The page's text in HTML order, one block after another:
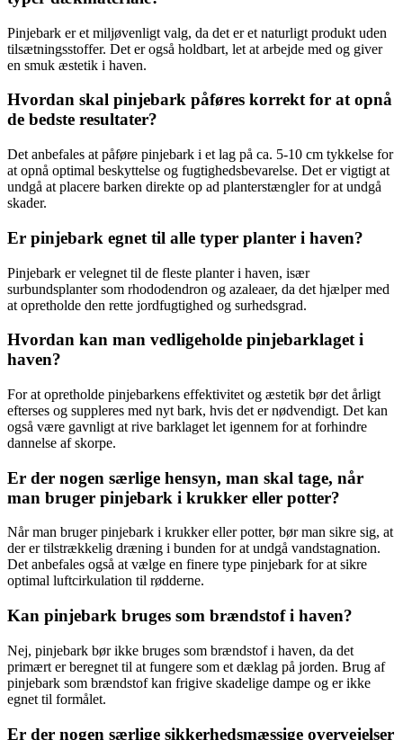
Pinjebark er et miljøvenligt valg, da det er et naturligt produkt uden
tilsætningsstoffer. Det er også holdbart, let at arbejde med og giver
en smuk æstetik i haven.
Hvordan skal pinjebark påføres korrekt for at opnå
de bedste resultater?
Det anbefales at påføre pinjebark i et lag på ca. 5-10 cm tykkelse for
at opnå optimal beskyttelse og fugtighedsbevarelse. Det er vigtigt at
undgå at placere barken direkte op ad planterstængler for at undgå
skader.
Er pinjebark egnet til alle typer planter i haven?
Pinjebark er velegnet til de fleste planter i haven, især
surbundsplanter som rhododendron og azaleaer, da det hjælper med
at opretholde den rette jordfugtighed og surhedsgrad.
Hvordan kan man vedligeholde pinjebarklaget i
haven?
For at opretholde pinjebarkens effektivitet og æstetik bør det årligt
efterses og suppleres med nyt bark, hvis det er nødvendigt. Det kan
også være gavnligt at rive barklaget let igennem for at forhindre
dannelse af skorpe.
Er der nogen særlige hensyn, man skal tage, når
man bruger pinjebark i krukker eller potter?
Når man bruger pinjebark i krukker eller potter, bør man sikre sig, at
der er tilstrækkelig dræning i bunden for at undgå vandstagnation.
Det anbefales også at vælge en finere type pinjebark for at sikre
optimal luftcirkulation til rødderne.
Kan pinjebark bruges som brændstof i haven?
Nej, pinjebark bør ikke bruges som brændstof i haven, da det
primært er beregnet til at fungere som et dæklag på jorden. Brug af
pinjebark som brændstof kan frigive skadelige dampe og er ikke
egnet til formålet.
Er der nogen særlige sikkerhedsmæssige overvejelser